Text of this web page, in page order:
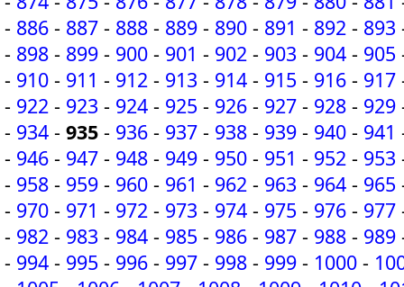
- 886 - 887 - 888 - 889 - 890 - 891 - 892 - 893
- 898 - 899 - 900 - 901 - 902 - 903 - 904 - 905
- 910 - 911 - 912 - 913 - 914 - 915 - 916 - 917
- 922 - 923 - 924 - 925 - 926 - 927 - 928 - 929
- 934 - 935 - 936 - 937 - 938 - 939 - 940 - 941
- 946 - 947 - 948 - 949 - 950 - 951 - 952 - 953
- 958 - 959 - 960 - 961 - 962 - 963 - 964 - 965
- 970 - 971 - 972 - 973 - 974 - 975 - 976 - 977
- 982 - 983 - 984 - 985 - 986 - 987 - 988 - 989
- 994 - 995 - 996 - 997 - 998 - 999 - 1000 -